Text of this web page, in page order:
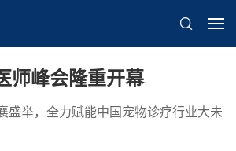
师峰会隆重开幕
盛举，全力赋能中国宠物诊疗行业大未